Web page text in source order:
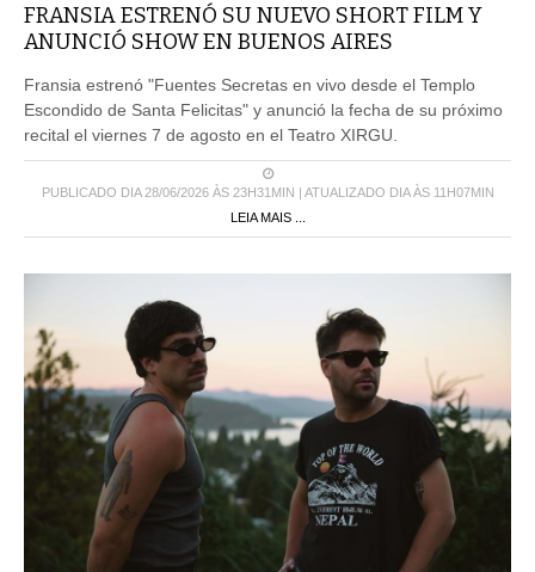
FRANSIA ESTRENÓ SU NUEVO SHORT FILM Y
ANUNCIÓ SHOW EN BUENOS AIRES
Fransia estrenó "Fuentes Secretas en vivo desde el Templo
Escondido de Santa Felicitas" y anunció la fecha de su próximo
recital el viernes 7 de agosto en el Teatro XIRGU.
PUBLICADO DIA 28/06/2026 ÀS 23H31MIN | ATUALIZADO DIA ÀS 11H07MIN
LEIA MAIS ...